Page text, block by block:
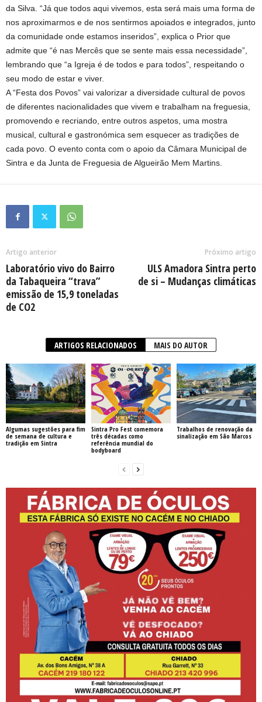
da Silva. “Já que todos aqui vivemos, esta será mais uma forma de
nos aproximarmos e de nos sentirmos apoiados e integrados, junto
da comunidade onde estamos inseridos”, explica o Prior que
admite que “é nas Mercês que se sente mais essa necessidade”,
lembrando que “a Igreja é de todos e para todos”, respeitando o
seu modo de estar e viver.
A “Festa dos Povos” vai valorizar a diversidade cultural de povos
de diferentes nacionalidades que vivem e trabalham na freguesia,
promovendo e recriando, entre outros aspetos, uma mostra
musical, cultural e gastronómica sem esquecer as tradições de
cada povo. O evento conta com o apoio da Câmara Municipal de
Sintra e da Junta de Freguesia de Algueirão Mem Martins.
Artigo anterior
Laboratório vivo do Bairro
da Tabaqueira “trava”
emissão de 15,9 toneladas
de CO2
Próximo artigo
ULS Amadora Sintra perto
de si – Mudanças climáticas
ARTIGOS RELACIONADOS MAIS DO AUTOR
Algumas sugestões para fim
de semana de cultura e
tradição em Sintra
Sintra Pro Fest comemora
três décadas como
referência mundial do
bodyboard
Trabalhos de renovação da
sinalização em São Marcos